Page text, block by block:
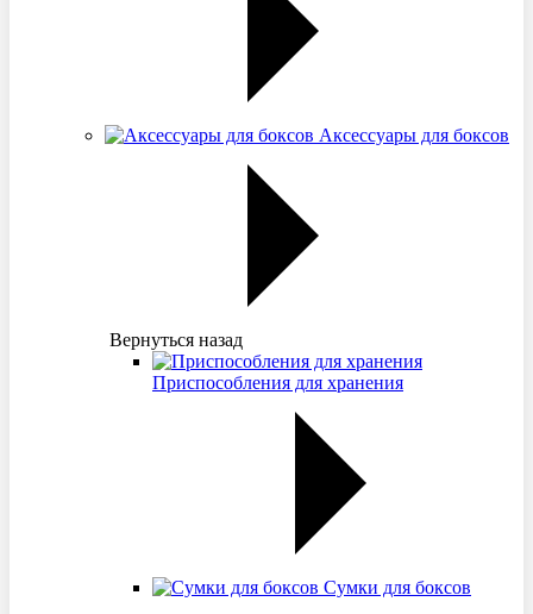
Аксессуары для боксов
Вернуться назад
Приспособления для хранения
Сумки для боксов